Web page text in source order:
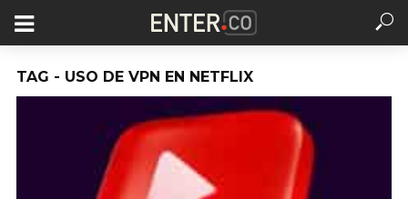
TAG - USO DE VPN EN NETFLIX